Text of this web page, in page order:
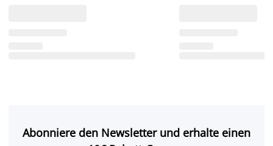
Abonniere den Newsletter und erhalte einen